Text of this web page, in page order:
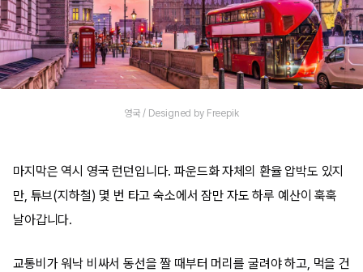
영국 / Designed by Freepik
마지막은 역시 영국 런던입니다. 파운드화 자체의 환율 압박도 있지
만, 튜브(지하철) 몇 번 타고 숙소에서 잠만 자도 하루 예산이 훅훅
날아갑니다.
교통비가 워낙 비싸서 동선을 짤 때부터 머리를 굴려야 하고, 먹을 건